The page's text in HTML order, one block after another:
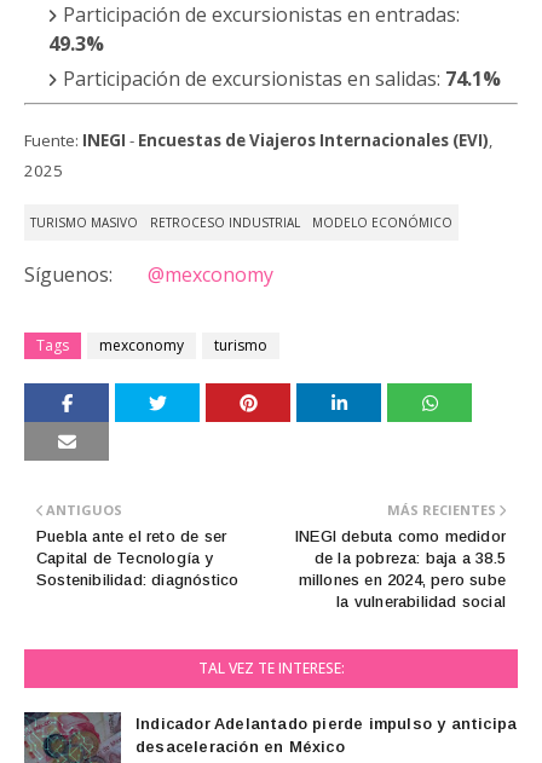
Participación de excursionistas en entradas:
49.3%
Participación de excursionistas en salidas: 74.1%
Fuente: INEGI - Encuestas de Viajeros Internacionales (EVI),
2025
TURISMO MASIVO RETROCESO INDUSTRIAL MODELO ECONÓMICO
Síguenos: @mexconomy
Tags mexconomy turismo
MÁS RECIENTES
INEGI debuta como medidor
de la pobreza: baja a 38.5
millones en 2024, pero sube
la vulnerabilidad social
ANTIGUOS
Puebla ante el reto de ser
Capital de Tecnología y
Sostenibilidad: diagnóstico
TAL VEZ TE INTERESE:
Indicador Adelantado pierde impulso y anticipa
desaceleración en México